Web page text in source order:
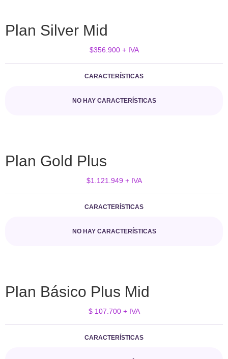
Plan Silver Mid
$356.900 + IVA
CARACTERÍSTICAS
NO HAY CARACTERÍSTICAS
Plan Gold Plus
$1.121.949 + IVA
CARACTERÍSTICAS
NO HAY CARACTERÍSTICAS
Plan Básico Plus Mid
$ 107.700 + IVA
CARACTERÍSTICAS